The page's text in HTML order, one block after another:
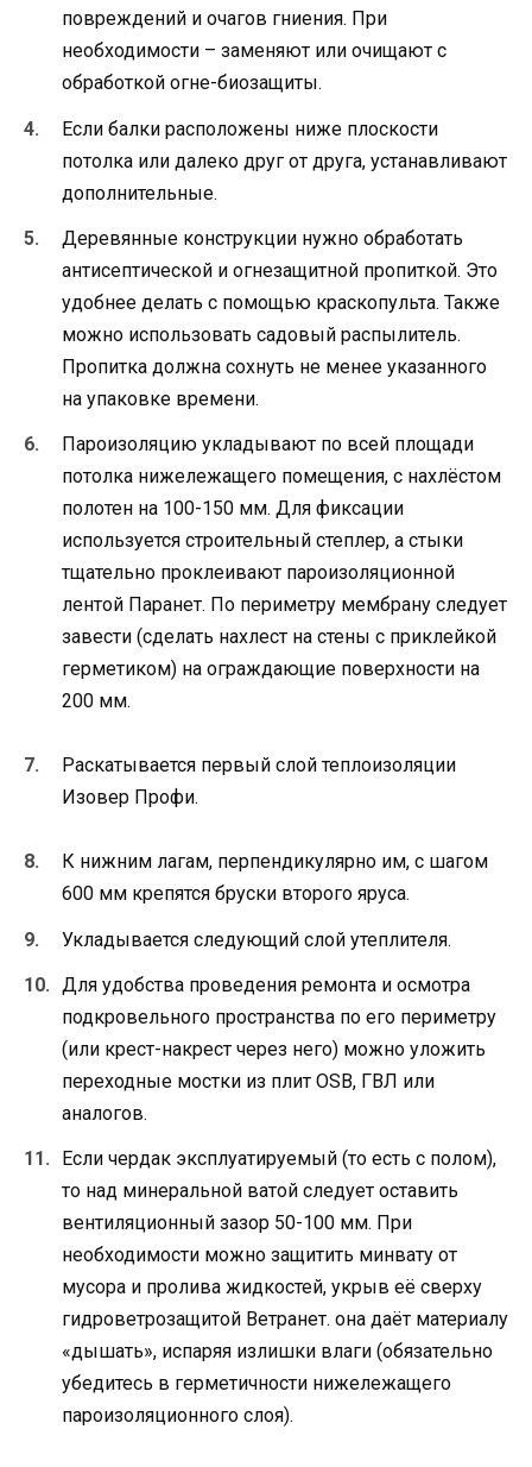
повреждений и очагов гниения. При
необходимости – заменяют или очищают с
обработкой огне-биозащиты.
Если балки расположены ниже плоскости
потолка или далеко друг от друга, устанавливают
дополнительные.
Деревянные конструкции нужно обработать
антисептической и огнезащитной пропиткой. Это
удобнее делать с помощью краскопульта. Также
можно использовать садовый распылитель.
Пропитка должна сохнуть не менее указанного
на упаковке времени.
Пароизоляцию укладывают по всей площади
потолка нижележащего помещения, с нахлёстом
полотен на 100-150 мм. Для фиксации
используется строительный степлер, а стыки
тщательно проклеивают пароизоляционной
лентой Паранет. По периметру мембрану следует
завести (сделать нахлест на стены с приклейкой
герметиком) на ограждающие поверхности на
200 мм.
Раскатывается первый слой теплоизоляции
Изовер Профи.
К нижним лагам, перпендикулярно им, с шагом
600 мм крепятся бруски второго яруса.
Укладывается следующий слой утеплителя.
Для удобства проведения ремонта и осмотра
подкровельного пространства по его периметру
(или крест-накрест через него) можно уложить
переходные мостки из плит OSB, ГВЛ или
аналогов.
Если чердак эксплуатируемый (то есть с полом),
то над минеральной ватой следует оставить
вентиляционный зазор 50-100 мм. При
необходимости можно защитить минвату от
мусора и пролива жидкостей, укрыв её сверху
гидроветрозащитой Ветранет. она даёт материалу
«дышать», испаряя излишки влаги (обязательно
убедитесь в герметичности нижележащего
пароизоляционного слоя).